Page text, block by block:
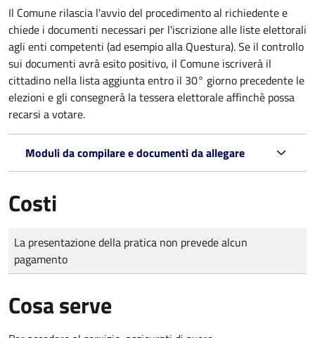
Il Comune rilascia l'avvio del procedimento al richiedente e
chiede i documenti necessari per l'iscrizione alle liste elettorali
agli enti competenti (ad esempio alla Questura). Se il controllo
sui documenti avrà esito positivo, il Comune iscriverà il
cittadino nella lista aggiunta entro il 30° giorno precedente le
elezioni e gli consegnerà la tessera elettorale affinchè possa
recarsi a votare.
Moduli da compilare e documenti da allegare
Costi
Tipo di pagamento
Importo
La presentazione della pratica non prevede alcun
pagamento
Cosa serve